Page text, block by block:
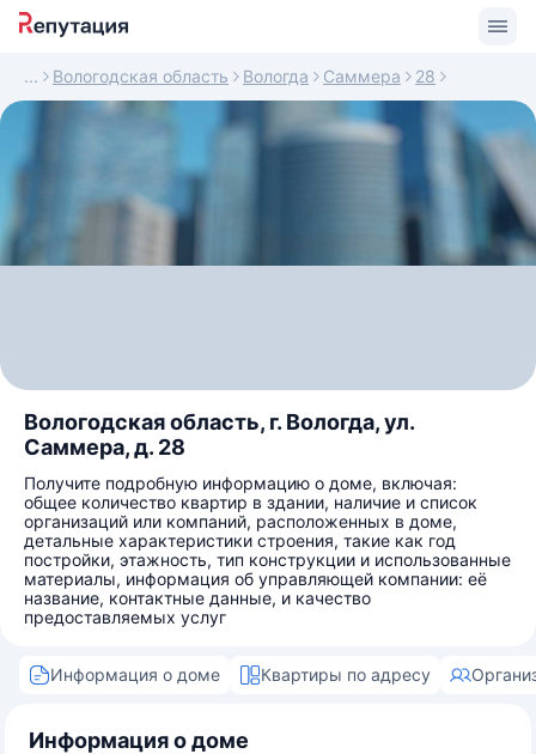
Вологодская область Вологда Саммера 28
Вологодская область, г. Вологда, ул.
Саммера, д. 28
Получите подробную информацию о доме, включая:
общее количество квартир в здании, наличие и список
организаций или компаний, расположенных в доме,
детальные характеристики строения, такие как год
постройки, этажность, тип конструкции и использованные
материалы, информация об управляющей компании: её
название, контактные данные, и качество
предоставляемых услуг
Информация о доме Квартиры по адресу
Информация о доме